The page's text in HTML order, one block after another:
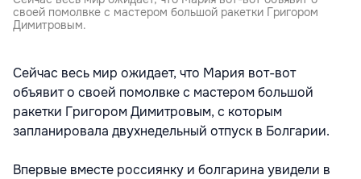
своей помолвке с мастером большой ракетки Григором
Димитровым.
Сейчас весь мир ожидает, что Мария вот-вот
объявит о своей помолвке с мастером большой
ракетки Григором Димитровым, с которым
запланировала двухнедельный отпуск в Болгарии.
Впервые вместе россиянку и болгарина увидели в